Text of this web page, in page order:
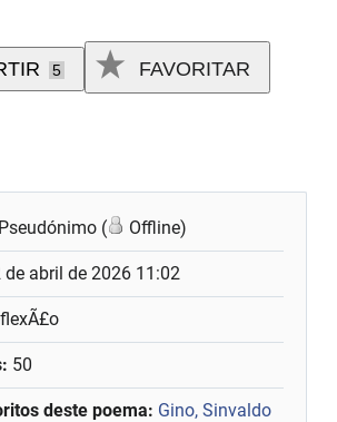
5 FAVORITAR
( Offline)
de abril de 2026 11:02
50
deste poema: Gino, Sinvaldo